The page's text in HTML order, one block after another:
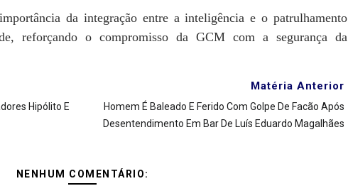
da integração entre a inteligência e o patrulhamento
reforçando o compromisso da GCM com a segurança da
Hipólito E
Matéria Anterior
Homem É Baleado E Ferido Com Golpe De Facão Após
Desentendimento Em Bar De Luís Eduardo Magalhães
NENHUM COMENTÁRIO: